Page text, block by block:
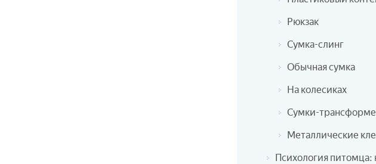
Рюкзак
Сумка-слинг
Обычная сумка
На колесиках
Сумки-
Металлические
Психология питомца: